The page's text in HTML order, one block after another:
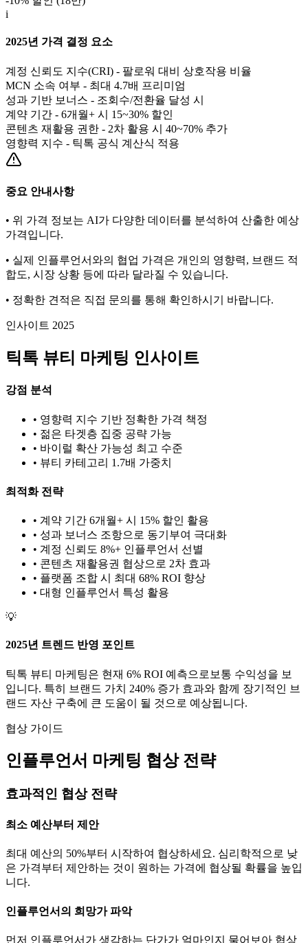
i
2025년 가격 결정 요소
계정 신뢰도 지수(CRI) - 팔로워 대비 상호작용 비율
MCN 소속 여부 - 최대 4.7배 프리미엄
성과 기반 보너스 - 조회수/전환율 달성 시
계약 기간 - 6개월+ 시 15~30% 할인
콘텐츠 재활용 권한 - 2차 활용 시 40~70% 추가
영향력 지수 - 틱톡 공식 계산식 적용
중요 안내사항
• 위 가격 정보는 AI가 다양한 데이터를 분석하여 산출한 예상
가격입니다.
• 실제 인플루언서와의 협업 가격은 개인의 영향력, 브랜드 적
합도, 시장 상황 등에 따라 달라질 수 있습니다.
• 정확한 견적은 직접 문의를 통해 확인하시기 바랍니다.
인사이트 2025
틱톡 뷰티 마케팅 인사이트
강점 분석
• 영향력 지수 기반 정확한 가격 책정
• 젊은 타겟층 집중 공략 가능
• 바이럴 확산 가능성 최고 수준
• 뷰티 카테고리 1.7배 가중치
최적화 전략
• 계약 기간 6개월+ 시 15% 할인 활용
• 성과 보너스 조항으로 동기부여 극대화
• 계정 신뢰도 8%+ 인플루언서 선별
• 콘텐츠 재활용권 협상으로 2차 효과
• 플랫폼 조합 시 최대 68% ROI 향상
• 대형 인플루언서 특성 활용
💡
2025년 트렌드 반영 포인트
틱톡 뷰티 마케팅은 현재 6% ROI 예측으로 보통 수익성을 보
입니다. 특히 브랜드 가치
240% 증가 효과와 함께 장기적인 브
랜드 자산 구축에 큰 도움이 될 것으로 예상됩니다.
협상 가이드
인플루언서 마케팅 협상 전략
효과적인 협상 전략
최소 예산부터 제안
최대 예산의 50%부터 시작하여 협상하세요. 심리학적으로 낮
은 가격부터 제안하는 것이 원하는 가격에 협상될 확률을 높입
니다.
인플루언서의 희망가 파악
먼저 인플루언서가 생각하는 단가가 얼마인지 물어보아 협상